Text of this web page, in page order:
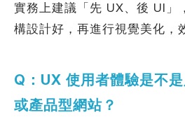
實務上建議「先 UX、後 UI」
構設計好，再進行視覺美化，
Q：UX 使用者體驗是不
或產品型網站？